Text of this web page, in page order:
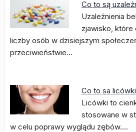
Co to są
Uzależnienia
zjawisko, które
liczby osób w dzisiejszym
przeciwieństwie…
Co to sa
Licówki to
stosowane w
w celu poprawy wyglądu zębów.…